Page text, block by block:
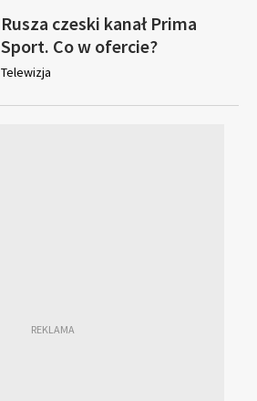
Rusza czeski kanał Prima
Sport. Co w ofercie?
Telewizja